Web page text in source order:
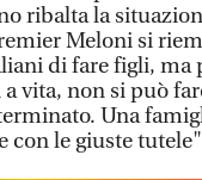
ribalta la
Meloni si
di fare figli, ma
vita, non si può
Una
con le giuste